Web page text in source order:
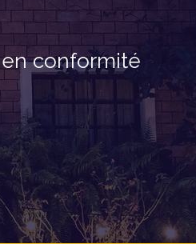
conformité